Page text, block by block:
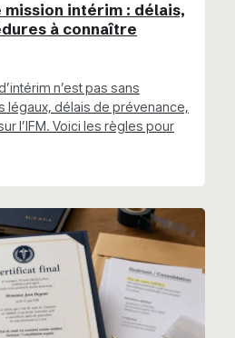
mission intérim : délais,
à connaître
n’est pas sans
légaux, délais de prévenance,
l’IFM. Voici les règles pour